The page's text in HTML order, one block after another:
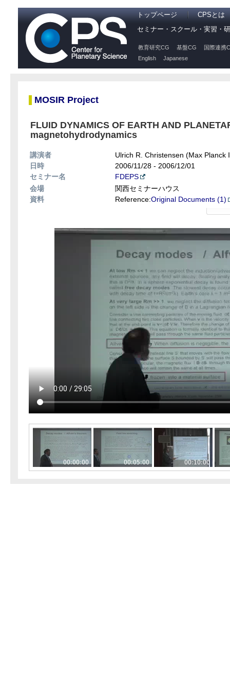
トップページ
CPSとは
セミナー・スクール・実習・
教育研究CG 基盤CG
国際連携
English
Japanese
MOSIR Project
FLUID DYNAMICS OF EARTH AND
magnetohydrodynamics
講演者
Ulrich R. Christensen (Max Planck
日時
2006/11/28 - 2006/12/01
セミナー名
FDEPS
会場
関西セミナーハウス
資料
Reference:Original Documents (1)
00:00:00 00:05:00 00:10:00